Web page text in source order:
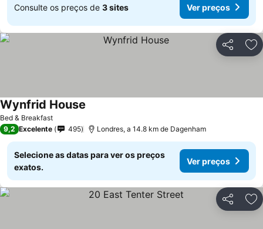
Consulte os preços de 3 sites Ver preços
Partilhar
Bed & Breakfast
Wynfrid House
9,2 Excelente 495 Londres, a 14.8 km de Dagenham
Selecione as datas para ver os preços
exatos.
Ver preços
Partilhar